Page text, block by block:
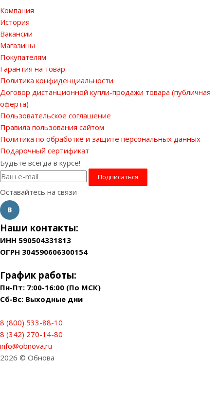
Компания
История
Вакансии
Магазины
Покупателям
Гарантия на товар
Политика конфиденциальности
Договор дистанционной купли-продажи товара (публичная
оферта)
Пользовательское соглашение
Правила пользования сайтом
Политика по обработке и защите персональных данных
Подарочный сертификат
Будьте всегда в курсе!
Оставайтесь на связи
Наши контакты:
ИНН 590504331813
ОГРН 304590606300154
График работы:
Пн-Пт: 7:00-16:00 (По МСК)
Сб-Вс: Выходные дни
8 (800) 533-88-10
8 (342) 270-14-80
info@obnova.ru
2026 © Обнова